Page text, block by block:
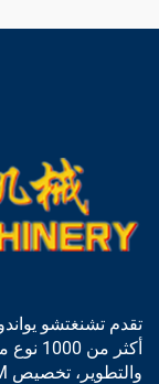
تقدم تشنغتشو